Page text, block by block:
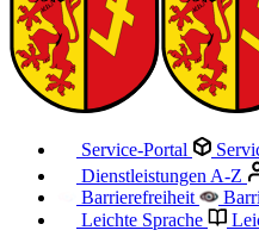
Service-Portal
Dienstleistungen A-Z
Barrierefreiheit
Leichte Sprache